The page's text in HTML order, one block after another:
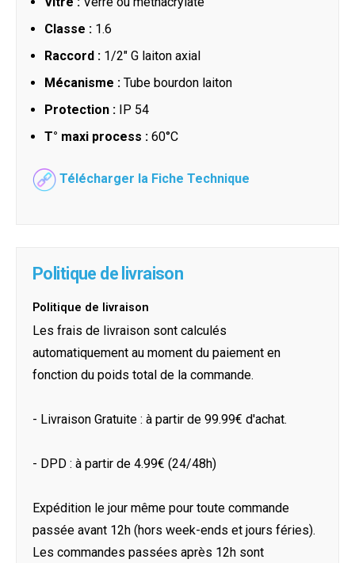
Classe : 1.6
Raccord : 1/2" G laiton axial
Mécanisme : Tube bourdon laiton
Protection : IP 54
T° maxi process : 60°C
Télécharger la Fiche Technique
Politique de livraison
Politique de livraison
Les frais de livraison sont calculés
automatiquement au moment du paiement en
fonction du poids total de la commande.
- Livraison Gratuite : à partir de 99.99€ d'achat.
- DPD : à partir de 4.99€ (24/48h)
Expédition le jour même pour toute commande
passée avant 12h (hors week-ends et jours féries).
Les commandes passées après 12h sont